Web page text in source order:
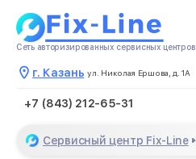
Сеть авторизированных сервисных центров
г. Казань ул. Николая Ершова, д. 1А
+7 (843) 212-65-31
Сервисный центр Fix-Line